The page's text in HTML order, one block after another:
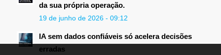
da sua própria operação.
19 de junho de 2026 - 09:12
IA sem dados confiáveis só acelera decisões
erradas